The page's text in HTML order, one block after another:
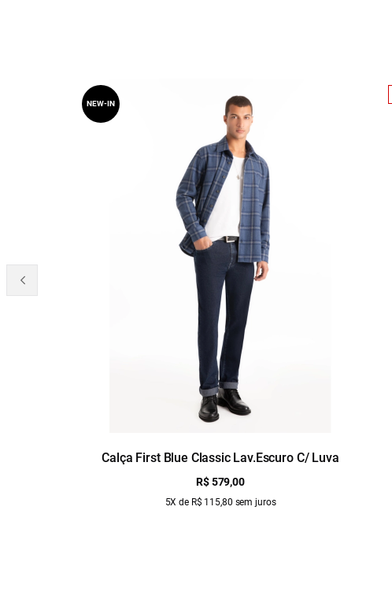
Calça First Blue Classic Lav.Escuro C/ Luva
R$ 579,00
5X de R$ 115,80 sem juros
NEW-IN